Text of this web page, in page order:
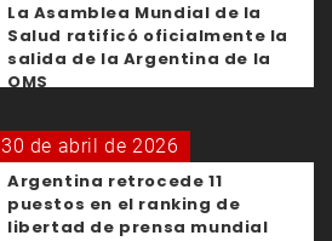
La Asamblea Mundial de la
Salud ratificó oficialmente la
salida de la Argentina de la
OMS
30 de abril de 2026
Argentina retrocede 11
puestos en el ranking de
libertad de prensa mundial